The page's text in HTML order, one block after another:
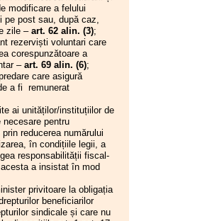
Județul Hunedoara - Biroul
Executiv S.I.P. Județul
Hunedoara
29.04.2026
Conferința de alegeri a U.J.
C.N.S.L.R. Frăția Hunedoara
Consiliul de administrație al
I.S.J. Hunedoara
22.04.2026
Consiliul de administrație al
I.S.J. Hunedoara
21.04.2026
Consiliul de administrație al
I.S.J. Hunedoara
modificare a felului
post sau, după caz,
zile – art. 62 alin. (3);
rezerviști voluntari care
corespunzătoare a
–art. 69 alin. (6);
care asigură
a fi remunerat
ai unităților/instituțiilor de
pentru
reducerea numărului
în condițiile legii, a
responsabilității fiscal-
a insistat în mod
privitoare la obligația
beneficiarilor
sindicale și care nu